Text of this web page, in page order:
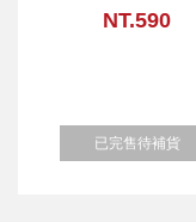
NT.590
已完售待補貨